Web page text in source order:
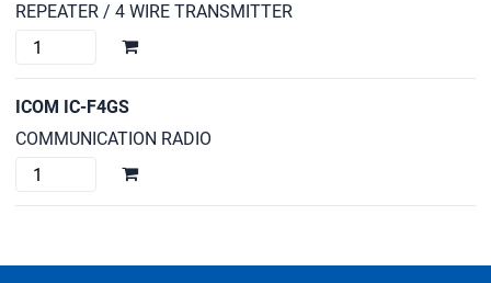
424
cantidad
REPEATER / 4 WIRE TRANSMITTER
ICOM
F2010
ICOM IC-F4GS
COMMUNICATION RADIO
ICOM